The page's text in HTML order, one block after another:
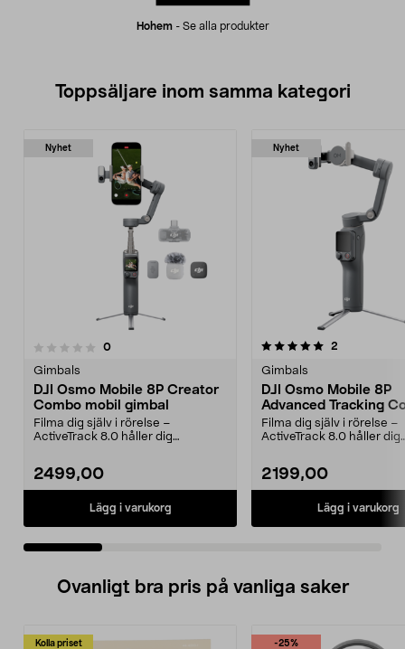
Hohem- Se alla produkter
Toppsäljare inom samma kategori
Nyhet
0recensioner
Gimbals
DJI Osmo Mobile 8P Creator
Combo mobil gimbal
Filma dig själv i rörelse –
ActiveTrack 8.0 håller dig
2499,00
Lägg i varukorg
Nyhet
5.0 av 5 stjärnor 2
Gimbals
DJI Osmo Mobile 8P
Advanced Tracking
Kit
Filma dig själv i rörelse –
ActiveTrack 8.0 håller dig
2199,00
Lägg i varukorg
0.0 av 5 stjärnor
Ovanligt bra pris på vanliga saker
Kolla priset -25%